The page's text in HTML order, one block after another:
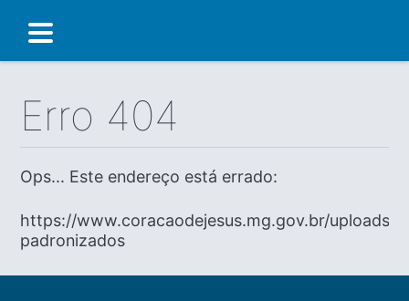
Erro 404
Ops... Este endereço está errado:
https://www.coracaodejesus.mg.gov.br/uploads/
padronizados